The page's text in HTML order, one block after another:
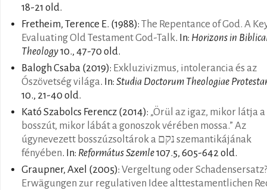
18-21 old.
Fretheim, Terence E. (1988): The Repentance of God. A
Evaluating Old Testament God-Talk. In: Horizons in
Theology10., 47-70 old.
Balogh Csaba (2019): Exkluzivizmus, intolerancia és az
Ószövetség világa. In: Studia Doctorum Theologiae
10., 21-40 old.
Kató Szabolcs Ferencz (2014): „Örül az igaz, mikor látja a
bosszút, mikor lábát a gonoszok vérében mossa.” Az
úgynevezett bosszúzsoltárok a נקם szemantikájának
fényében. In: Református Szemle107.5, 605-642 old.
Graupner, Axel (2005): Vergeltung oder Schadensersatz?
Erwägungen zur regulativen Idee alttestamentlichen